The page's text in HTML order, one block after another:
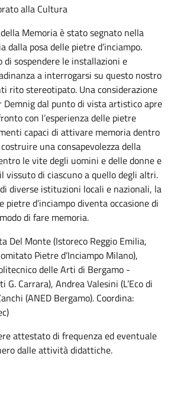
alla Cultura
Memoria è stato segnato nella
dalla posa delle pietre d’inciampo.
di sospendere le installazioni e
a interrogarsi su questo nostro
rito stereotipato. Una considerazione
dal punto di vista artistico apre
con l’esperienza delle pietre
capaci di attivare memoria dentro
una consapevolezza della
le vite degli uomini e delle donne e
vissuto di ciascuno a quello degli altri.
diverse istituzioni locali e nazionali, la
pietre d’inciampo diventa occasione di
di fare memoria.
Del Monte (Istoreco Reggio Emilia,
Pietre d’Inciampo Milano),
delle Arti di Bergamo -
Carrara), Andrea Valesini (L’Eco di
(ANED Bergamo). Coordina:
attestato di frequenza ed eventuale
dalle attività didattiche.